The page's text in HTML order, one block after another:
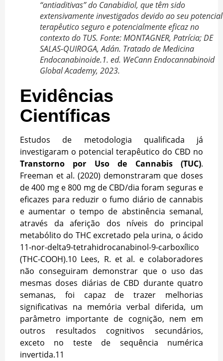
“antiaditivas” do Canabidiol, que têm sido
extensivamente investigados devido ao seu potencial
terapêutico seguro e potencialmente eficaz no
contexto do TUS. Fonte: MONTAGNER, Patrícia; DE
SALAS-QUIROGA, Adán. Tratado de Medicina
Endocanabinoide.1. ed. WeCann Endocannabinoid
Global Academy, 2023.
Evidências
Científicas
Estudos de metodologia qualificada já
investigaram o potencial terapêutico do CBD no
Transtorno por Uso de Cannabis (TUC).
Freeman et al. (2020) demonstraram que doses
de 400 mg e 800 mg de CBD/dia foram seguras e
eficazes para reduzir o fumo diário de cannabis
e aumentar o tempo de abstinência semanal,
através da aferição dos níveis do principal
metabólito do THC excretado pela urina, o ácido
11-nor-delta9-tetrahidrocanabinol-9-carboxílico
(THC-COOH).10 Lees, R. et al. e colaboradores
não conseguiram demonstrar que o uso das
mesmas doses diárias de CBD durante quatro
semanas, foi capaz de trazer melhorias
significativas na memória verbal diferida, um
parâmetro importante de cognição, nem em
outros resultados cognitivos secundários,
exceto no teste de sequência numérica
invertida.11